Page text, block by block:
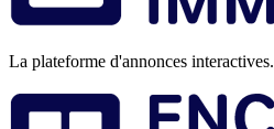
La plateforme d'annonces interactives.